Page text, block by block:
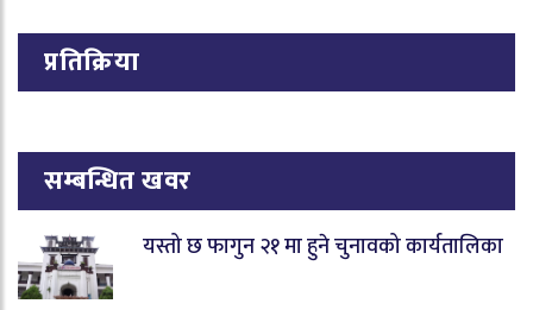
प्रतिक्रिया
सम्बन्धित खवर
यस्तो छ फागुन २१ मा हुने चुनावको कार्यतालिका